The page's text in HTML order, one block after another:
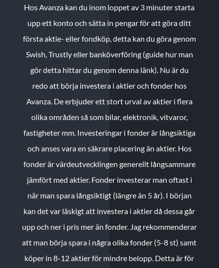
Hos Avanza kan du inom loppet av 3 minuter starta
upp ett konto och sätta in pengar för att göra ditt
första aktie- eller fondköp, detta kan du göra genom
Swish, Trustly eller banköverföring (guide hur man
gör detta hittar du genom denna länk). Nu är du
redo att börja investera i aktier och fonder hos
Avanza. De erbjuder ett stort urval av aktier i flera
olika områden så som bilar, elektronik, vitvaror,
fastigheter mm. Investeringar i fonder är långsiktiga
och anses vara en säkrare placering än aktier. Hos
fonder är värdeutvecklingen generellt långsammare
jämfört med aktier. Fonder investerar man oftast i
när man spara långsiktigt (längre än 5 år). I början
kan det var läskigt att investera i aktier då dessa går
upp och ner i pris mer än fonder. Jag rekommenderar
att man börja spara i några olika fonder (5-8 st) samt
köper in 8-12 aktier för mindre belopp. Detta är för